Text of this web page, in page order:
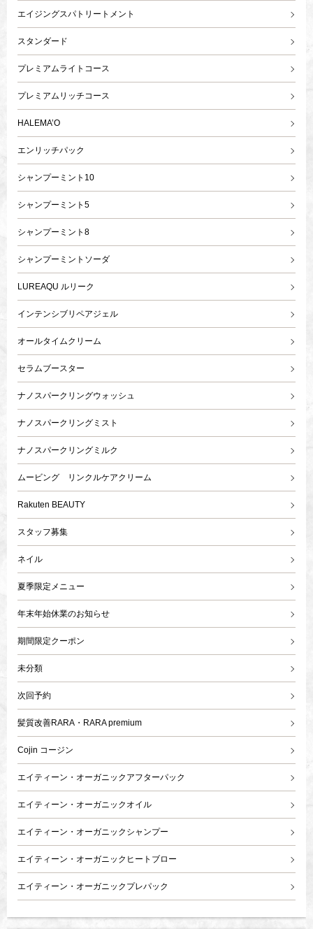
エイジングスパトリートメント
スタンダード
プレミアムライトコース
プレミアムリッチコース
HALEMA’O
エンリッチパック
シャンプーミント10
シャンプーミント5
シャンプーミント8
シャンプーミントソーダ
LUREAQU ルリーク
インテンシブリペアジェル
オールタイムクリーム
セラムブースター
ナノスパークリングウォッシュ
ナノスパークリングミスト
ナノスパークリングミルク
ムービング リンクルケアクリーム
Rakuten BEAUTY
スタッフ募集
ネイル
夏季限定メニュー
年末年始休業のお知らせ
期間限定クーポン
未分類
次回予約
髪質改善RARA・RARA premium
Cojin コージン
エイティーン・オーガニックアフターパック
エイティーン・オーガニックオイル
エイティーン・オーガニックシャンプー
エイティーン・オーガニックヒートブロー
エイティーン・オーガニックプレパック